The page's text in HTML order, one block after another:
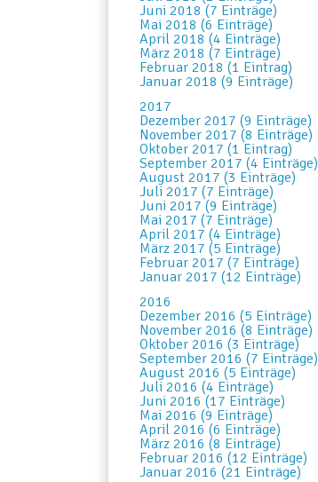
Juni 2018 (7 Einträge)
Mai 2018 (6 Einträge)
April 2018 (4 Einträge)
März 2018 (7 Einträge)
Februar 2018 (1 Eintrag)
Januar 2018 (9 Einträge)
2017
Dezember 2017 (9 Einträge)
November 2017 (8 Einträge)
Oktober 2017 (1 Eintrag)
September 2017 (4 Einträge)
August 2017 (3 Einträge)
Juli 2017 (7 Einträge)
Juni 2017 (9 Einträge)
Mai 2017 (7 Einträge)
April 2017 (4 Einträge)
März 2017 (5 Einträge)
Februar 2017 (7 Einträge)
Januar 2017 (12 Einträge)
2016
Dezember 2016 (5 Einträge)
November 2016 (8 Einträge)
Oktober 2016 (3 Einträge)
September 2016 (7 Einträge)
August 2016 (5 Einträge)
Juli 2016 (4 Einträge)
Juni 2016 (17 Einträge)
Mai 2016 (9 Einträge)
April 2016 (6 Einträge)
März 2016 (8 Einträge)
Februar 2016 (12 Einträge)
Januar 2016 (21 Einträge)